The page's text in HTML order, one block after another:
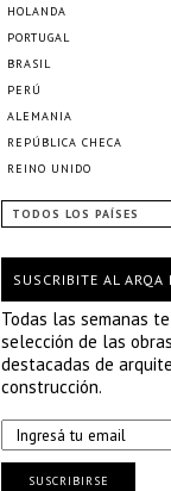
HOLANDA
PORTUGAL
BRASIL
PERÚ
ALEMANIA
REPÚBLICA CHECA
REINO UNIDO
TODOS LOS PAÍSES
SUSCRIBITE AL ARQA
Todas las semanas
selección de las
destacadas de
construcción.
SUSCRIBIRSE